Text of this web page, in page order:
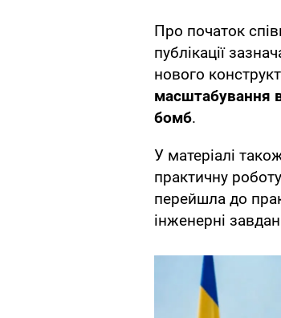
Про початок
публікації
нового
масштабування
бомб.
У матеріалі
практичну
перейшла до
інженерні